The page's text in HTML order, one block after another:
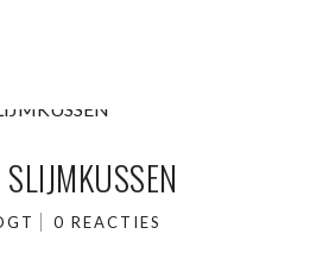
0 REACTIES